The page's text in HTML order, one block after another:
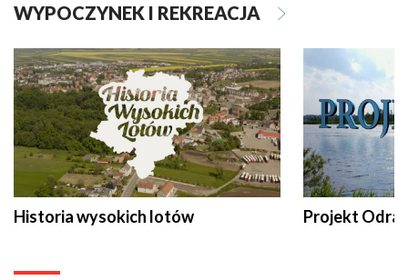
WYPOCZYNEK I REKREACJA
Historia wysokich lotów Projekt Odra